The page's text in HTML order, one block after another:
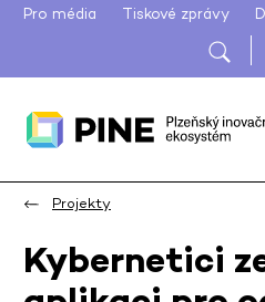
Pro média Tiskové zprávy
Projekty
Kybernetici